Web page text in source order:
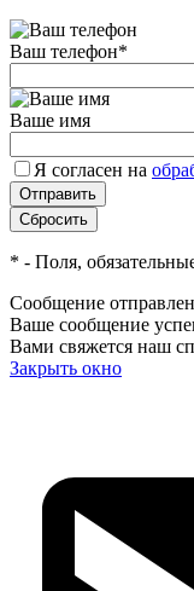
Ваш телефон*
Ваше имя
Я согласен на
* - Поля,
Сообщение
Ваше сообщение
Вами свяжется наш
Закрыть окно